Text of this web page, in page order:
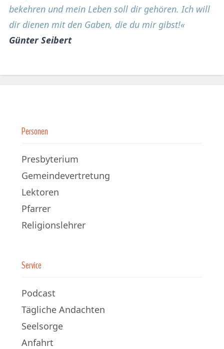
bekehren und mein Leben soll dir gehören. Ich will
dir dienen mit den Gaben, die du mir gibst!«
Günter Seibert
Personen
Presbyterium
Gemeindevertretung
Lektoren
Pfarrer
Religionslehrer
Service
Podcast
Tägliche Andachten
Seelsorge
Anfahrt